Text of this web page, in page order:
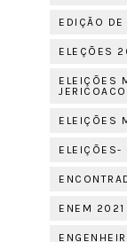
EDIÇÃO DE
ELEÇÕES
ELEIÇÕES
ELEIÇÕES
ELEIÇÕES-
ENEM 2021